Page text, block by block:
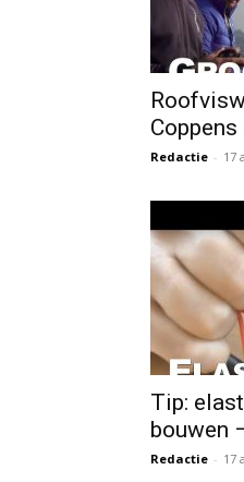
Redactie - 17
Tip:
bouwen
Redactie - 17